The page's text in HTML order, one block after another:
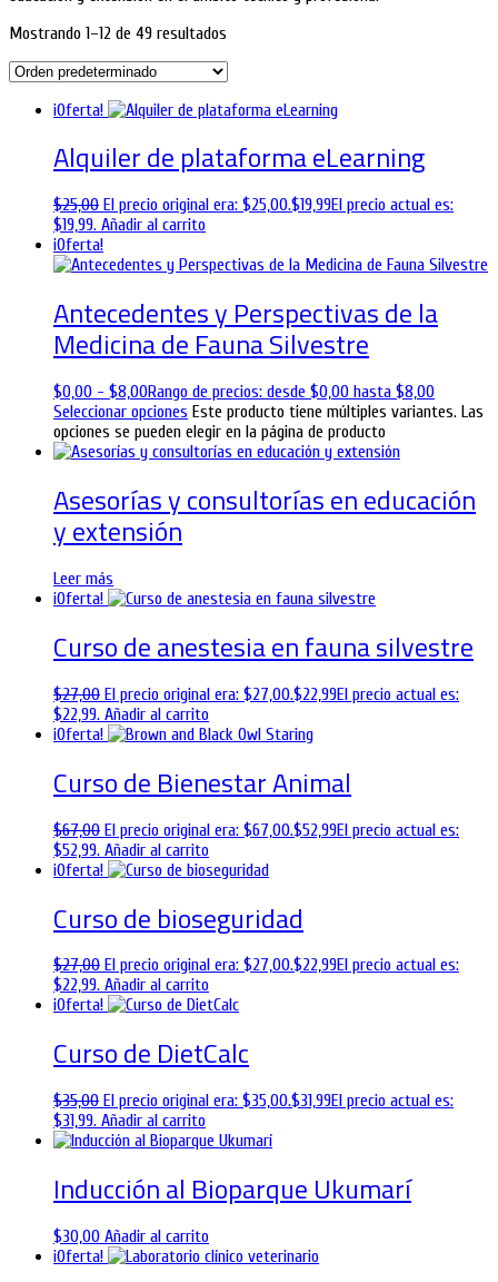
Mostrando 1–12 de 49 resultados
¡Oferta!
Alquiler de plataforma eLearning
$25,00 El precio original era: $25,00.$19,99El precio actual es:
$19,99. Añadir al carrito
¡Oferta!
Antecedentes y Perspectivas de la
Medicina de Fauna Silvestre
$0,00 - $8,00Rango de precios: desde $0,00 hasta $8,00
Seleccionar opciones Este producto tiene múltiples variantes. Las
opciones se pueden elegir en la página de producto
Asesorías y consultorías en educación
y extensión
Leer más
¡Oferta!
Curso de anestesia en fauna silvestre
$27,00 El precio original era: $27,00.$22,99El precio actual es:
$22,99. Añadir al carrito
¡Oferta!
Curso de Bienestar Animal
$67,00 El precio original era: $67,00.$52,99El precio actual es:
$52,99. Añadir al carrito
¡Oferta!
Curso de bioseguridad
$27,00 El precio original era: $27,00.$22,99El precio actual es:
$22,99. Añadir al carrito
¡Oferta!
Curso de DietCalc
$35,00 El precio original era: $35,00.$31,99El precio actual es:
$31,99. Añadir al carrito
Inducción al Bioparque Ukumarí
$30,00 Añadir al carrito
¡Oferta!